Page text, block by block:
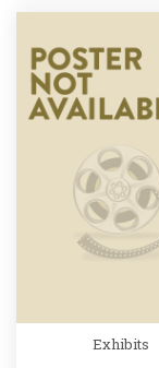
Exhibits